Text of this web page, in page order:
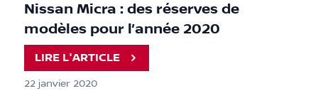
Nissan Micra : des réserves de
modèles pour l’année 2020
LIRE L'ARTICLE
22 janvier 2020